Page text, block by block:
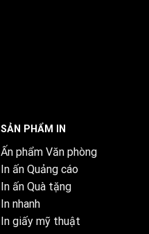
SẢN PHẨM IN
Ấn phẩm Văn phòng
In ấn Quảng cáo
In ấn Quà tặng
In nhanh
In giấy mỹ thuật